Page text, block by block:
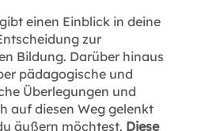
einen Einblick in deine
zur
Bildung. Darüber hinaus
pädagogische und
Überlegungen und
auf diesen Weg gelenkt
äußern möchtest. Diese